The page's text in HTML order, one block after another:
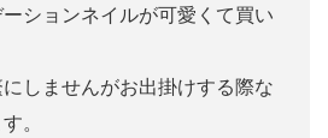
ションネイルが可愛くて買い
しませんがお出掛けする際な
。